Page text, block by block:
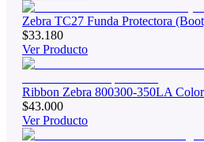
Zebra TC27 Funda Protectora
$33.180
Ver Producto
Ribbon Zebra 800300-350LA
$43.000
Ver Producto